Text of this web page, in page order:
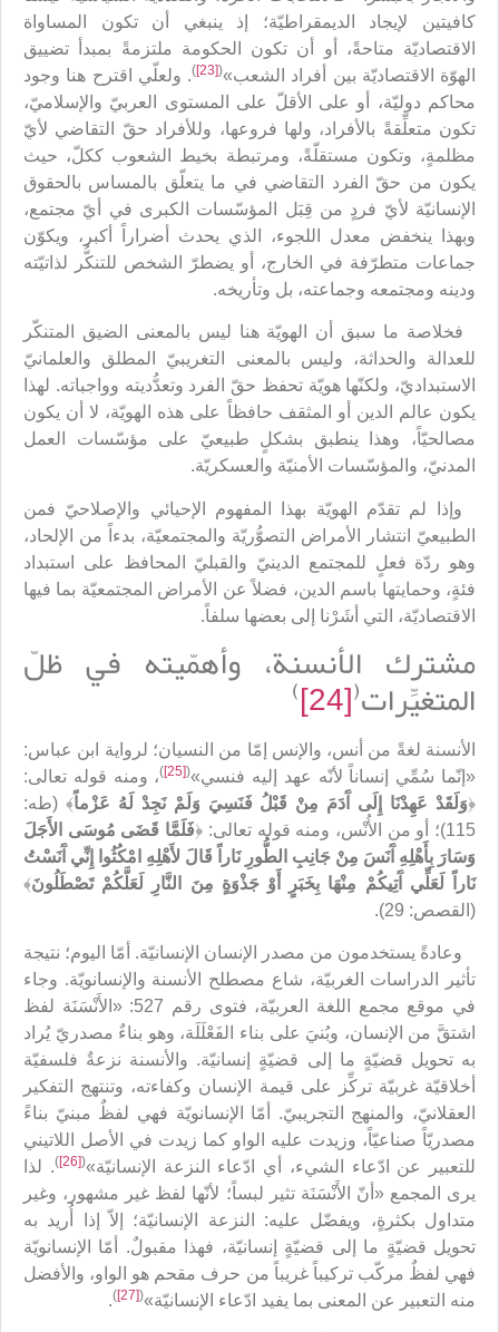
كافيتين لإيجاد الديمقراطيّة؛ إذ ينبغي أن تكون المساواة
الاقتصاديّة متاحةً، أو أن تكون الحكومة ملتزمةً بمبدأ تضييق
الهوّة الاقتصاديّة بين أفراد الشعب»(
[23]
). ولعلّي اقترح هنا وجود
محاكم دوليّة، أو على الأقلّ على المستوى العربيّ والإسلاميّ،
تكون متعلِّقةً بالأفراد، ولها فروعها، وللأفراد حقّ التقاضي لأيّ
مظلمةٍ، وتكون مستقلّةً، ومرتبطة بخيط الشعوب ككلّ، حيث
يكون من حقّ الفرد التقاضي في ما يتعلّق بالمساس بالحقوق
الإنسانيّة لأيّ فردٍ من قِبَل المؤسّسات الكبرى في أيّ مجتمع،
وبهذا ينخفض معدل اللجوء، الذي يحدث أضراراً أكبر، ويكوّن
جماعات متطرّفة في الخارج، أو يضطرّ الشخص للتنكُّر لذاتيّته
ودينه ومجتمعه وجماعته، بل وتأريخه.
فخلاصة ما سبق أن الهويّة هنا ليس بالمعنى الضيق المتنكّر
للعدالة والحداثة، وليس بالمعنى التغريبيّ المطلق والعلمانيّ
الاستبداديّ، ولكنّها هويّة تحفظ حقّ الفرد وتعدُّديته وواجباته. لهذا
يكون عالم الدين أو المثقف حافظاً على هذه الهويّة، لا أن يكون
مصالحيّاً، وهذا ينطبق بشكلٍ طبيعيّ على مؤسّسات العمل
المدنيّ، والمؤسّسات الأمنيّة والعسكريّة.
وإذا لم تقدّم الهويّة بهذا المفهوم الإحيائي والإصلاحيّ فمن
الطبيعيّ انتشار الأمراض التصوُّريّة والمجتمعيّة، بدءاً من الإلحاد،
وهو ردّة فعلٍ للمجتمع الدينيّ والقبليّ المحافظ على استبداد
فئةٍ، وحمايتها باسم الدين، فضلاً عن الأمراض المجتمعيّة بما فيها
الاقتصاديّة، التي أشَرْنا إلى بعضها سلفاً.
مشترك الأنسنة، وأهمّيته في ظلّ
المتغيِّرات(
[24]
)
الأنسنة لغةً من أنس، والإنس إمّا من النسيان؛ لرواية ابن عباس:
«إنّما سُمِّي إنساناً لأنّه عهد إليه فنسي»(
[25]
)، ومنه قوله تعالى:
﴿وَلَقَدْ عَهِدْنَا إِلَى آَدَمَ مِنْ قَبْلُ فَنَسِيَ وَلَمْ نَجِدْ لَهُ عَزْماً﴾ (طه:
115)؛ أو من الأُنْس، ومنه قوله تعالى: ﴿
فَلَمَّا قَضَى مُوسَى الأَجَلَ
وَسَارَ بِأَهْلِهِ آَنَسَ مِنْ جَانِبِ الطُّورِ نَاراً قَالَ لأَهْلِهِ امْكُثُوا إِنِّي آَنَسْتُ
نَاراً لَعَلِّي آَتِيكُمْ مِنْهَا بِخَبَرٍ أَوْ جَذْوَةٍ مِنَ النَّارِ لَعَلَّكُمْ تَصْطَلُونَ﴾
(القصص: 29).
وعادةً يستخدمون من مصدر الإنسان الإنسانيّة. أمّا اليوم؛ نتيجة
تأثير الدراسات الغربيّة، شاع مصطلح الأنسنة والإنسانويّة. وجاء
في موقع مجمع اللغة العربيّة، فتوى رقم 527: «الأَنْسَنَة لفظ
اشتقَّ من الإنسان، وبُنيَ على بناء الفَعْلَلَة، وهو بناءٌ مصدريّ يُراد
به تحويل قضيّةٍ ما إلى قضيّةٍ إنسانيّة. والأنسنة نزعةٌ فلسفيّة
أخلاقيّة غربيّة تركِّز على قيمة الإنسان وكفاءته، وتنتهج التفكير
العقلانيّ، والمنهج التجريبيّ. أمّا الإنسانويّة فهي لفظٌ مبنيّ بناءً
مصدريّاً صناعيّاً، وزيدت عليه الواو كما زيدت في الأصل اللاتيني
للتعبير عن ادّعاء الشيء، أي ادّعاء النزعة الإنسانيّة»(
[26]
). لذا
يرى المجمع «أنّ الأَنْسَنَة تثير لبساً؛ لأنّها لفظ غير مشهور، وغير
متداول بكثرةٍ، ويفضّل عليه: النزعة الإنسانيّة؛ إلاّ إذا أُريد به
تحويل قضيّةٍ ما إلى قضيّةٍ إنسانيّة، فهذا مقبولٌ. أمّا الإنسانويّة
فهي لفظٌ مركّب تركيباً غريباً من حرف مقحم هو الواو، والأفضل
منه التعبير عن المعنى بما يفيد ادّعاء الإنسانيّة»(
[27]
)
.